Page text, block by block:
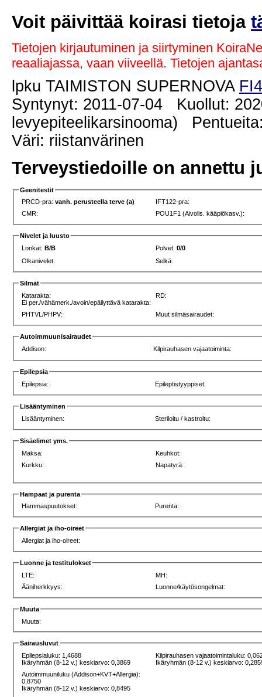
Voit päivittää koirasi tietoja
Tietojen kirjautuminen ja siirtyminen
reaaliajassa, vaan viiveellä. Tietojen
lpku TAIMISTON SUPERNOVA
Syntynyt: 2011-07-04 Kuollut:
levyepiteelikarsinooma)
Väri: riistanvärinen
Terveystiedoille on annettu
Geenitestit
PRCD-pra:vanh. perusteella terve (a)
IFT122-pra:
CMR:
POU1F1 (Aivolis. kääpiökasv.):
Nivelet ja luusto
Lonkat:B/B Polvet:0/0
Olkanivelet:
Selkä:
Silmät
Katarakta:
Ei per./vähämerk./avoin/epäilyttävä katarakta:
RD:
PHTVL/PHPV: Muut silmäsairaudet:
Autoimmuunisairaudet
Addison:
Kilpirauhasen vajaatoiminta:
Epilepsia
Epilepsia:
Epileptistyyppiset:
Lisääntyminen
Lisääntyminen:
Steriloitu / kastroitu:
Sisäelimet yms.
Maksa:
Keuhkot:
Kurkku:
Napatyrä:
Hampaat ja purenta
Hammaspuutokset:
Purenta:
Allergiat ja iho-oireet
Allergiat ja iho-oireet:
Luonne ja testitulokset
LTE:
MH:
Ääniherkkyys:
Luonne/käytösongelmat:
Muuta
Muuta:
Sairausluvut
Epilepsialuku: 1,4688
Ikäryhmän (8-12 v.) keskiarvo: 0,3869
Kilpirauhasen vajaatoimintaluku:
Ikäryhmän (8-12 v.) keskiarvo:
Autoimmuuniluku (Addison+KVT+Allergia):
0,8750
Ikäryhmän (8-12 v.) keskiarvo: 0,8495